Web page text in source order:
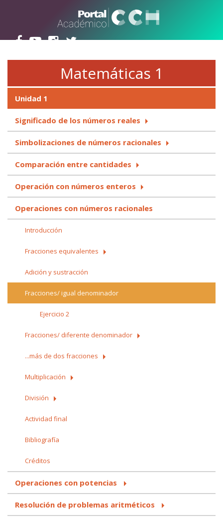
Matemáticas 1
Unidad 1
Significado de los números reales
Simbolizaciones de números racionales
Comparación entre cantidades
Operación con números enteros
Operaciones con números racionales
Introducción
Fracciones equivalentes
Adición y sustracción
Fracciones/ igual denominador
Ejercicio 2
Fracciones/ diferente denominador
...más de dos fracciones
Multiplicación
División
Actividad final
Bibliografía
Créditos
Operaciones con potencias
Resolución de problemas aritméticos